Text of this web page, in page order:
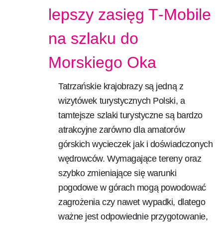
lepszy zasięg T‑Mobile
na szlaku do
Morskiego Oka
Tatrzańskie krajobrazy są jedną z
wizytówek turystycznych Polski, a
tamtejsze szlaki turystyczne są bardzo
atrakcyjne zarówno dla amatorów
górskich wycieczek jak i doświadczonych
wędrowców. Wymagające tereny oraz
szybko zmieniające się warunki
pogodowe w górach mogą powodować
zagrożenia czy nawet wypadki, dlatego
ważne jest odpowiednie przygotowanie,